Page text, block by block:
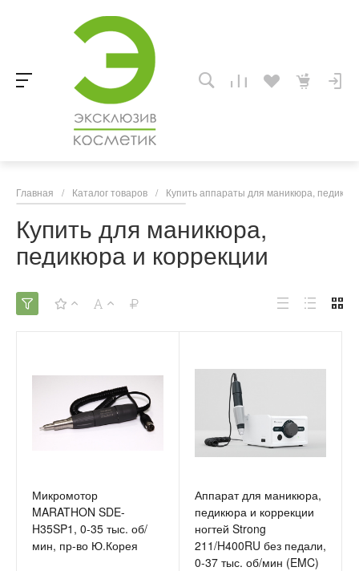
Главная / Каталог товаров / Купить аппараты для маникюра,
Купить для маникюра,
педикюра и коррекции
Микромотор
MARATHON SDE-
H35SP1, 0-35 тыс. об/
мин, пр-во Ю.Корея
Аппарат для маникюра,
педикюра и коррекции
ногтей Strong
211/H400RU без педали,
0-37 тыс. об/мин (EMC)